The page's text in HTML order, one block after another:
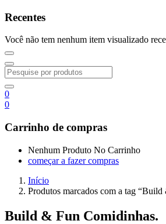
Recentes
Você não tem nenhum item visualizado
0
0
Carrinho de compras
Nenhum Produto No Carrinho
começar a fazer compras
Início
Produtos marcados com a tag
Build & Fun Comidinhas.